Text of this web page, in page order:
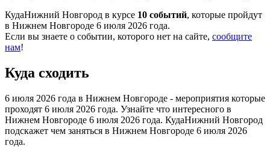
КудаНижний Новгород в курсе 10 событий, которые пройдут
в Нижнем Новгороде 6 июля 2026 года.
Если вы знаете о событии, которого нет на сайте, сообщите
нам!
Куда сходить
6 июля 2026 года в Нижнем Новгороде - мероприятия которые
проходят 6 июля 2026 года. Узнайте что интересного в
Нижнем Новгороде 6 июля 2026 года. КудаНижний Новгород
подскажет чем заняться в Нижнем Новгороде 6 июля 2026
года.